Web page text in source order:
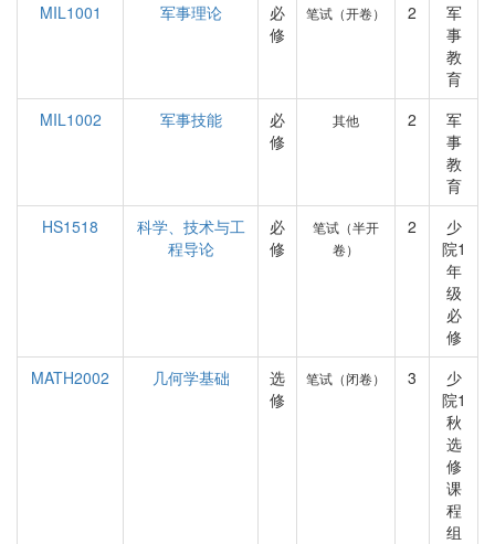
MIL1001 军事理论
必
修
笔试（开卷） 2
军
事
教
育
MIL1002
军事技能
必
修
其他 2
军
事
教
育
HS1518
科学、技术与工
程导论
必
修
笔试（半开
卷）
2
少
院1
年
级
必
修
MATH2002
几何学基础
选
修
笔试（闭卷） 3
少
院1
秋
选
修
课
程
组